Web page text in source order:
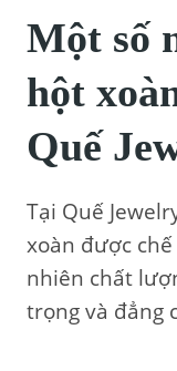
Một số
hột
Quế
Tại Quế
xoàn được
nhiên chất
trọng và đẳng